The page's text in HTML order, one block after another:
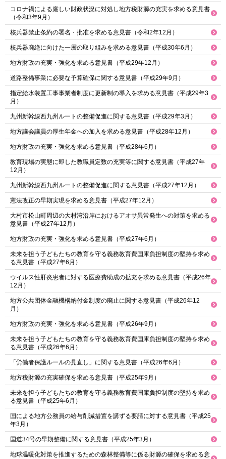
コロナ禍による厳しい財政状況に対処し地方税財源の充実を求める意見書
（令和3年9月）
核兵器禁止条約の署名・批准を求める意見書（令和2年12月）
核兵器廃絶に向けた一層の取り組みを求める意見書（平成30年6月）
地方財政の充実・強化を求める意見書（平成29年12月）
道路整備事業に必要な予算確保に関する意見書（平成29年9月）
指定給水装置工事事業者制度に更新制の導入を求める意見書（平成29年3
月）
九州新幹線西九州ルートの整備促進に関する意見書（平成29年3月）
地方議会議員の厚生年金への加入を求める意見書（平成28年12月）
地方財政の充実・強化を求める意見書（平成28年6月）
教育現場の実態に即した教職員定数の充実等に関する意見書（平成27年
12月）
九州新幹線西九州ルートの整備促進に関する意見書（平成27年12月）
憲法改正の早期実現を求める意見書（平成27年12月）
大村市松山町周辺の大村湾沿岸におけるアオサ異常発生への対策を求める
意見書（平成27年12月）
地方財政の充実・強化を求める意見書（平成27年6月）
未来を担う子どもたちの教育を守る義務教育費国庫負担制度の堅持を求め
る意見書（平成27年6月）
ウイルス性肝炎患者に対する医療費助成の拡充を求める意見書（平成26年
12月）
地方公共団体金融機構納付金制度の廃止に関する意見書（平成26年12
月）
地方財政の充実・強化を求める意見書（平成26年9月）
未来を担う子どもたちの教育を守る義務教育費国庫負担制度の堅持を求め
る意見書（平成26年6月）
「労働者保護ルールの見直し」に関する意見書（平成26年6月）
地方税財源の充実確保を求める意見書（平成25年9月）
未来を担う子どもたちの教育を守る義務教育費国庫負担制度の堅持を求め
る意見書（平成25年6月）
国による地方公務員の給与削減措置を講ずる要請に対する意見書（平成25
年3月）
国道34号の早期整備に関する意見書（平成25年3月）
地球温暖化対策を推進するための森林整備等に係る財源の確保を求める意